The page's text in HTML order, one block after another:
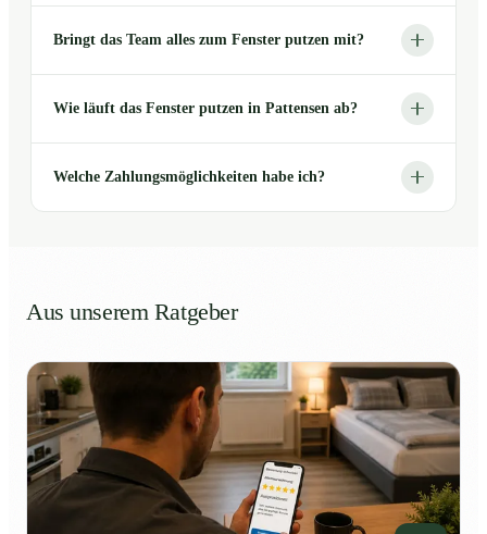
Bringt das Team alles zum Fenster putzen mit?
Wie läuft das Fenster putzen in Pattensen ab?
Welche Zahlungsmöglichkeiten habe ich?
Aus unserem Ratgeber